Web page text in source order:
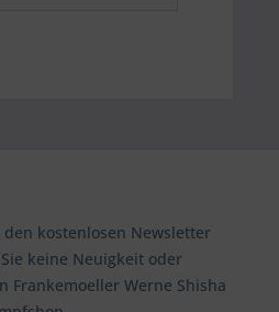
kostenlosen Newsletter
keine Neuigkeit oder
Frankemoeller Werne Shisha